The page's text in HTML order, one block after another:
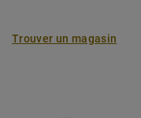
Trouver un magasin